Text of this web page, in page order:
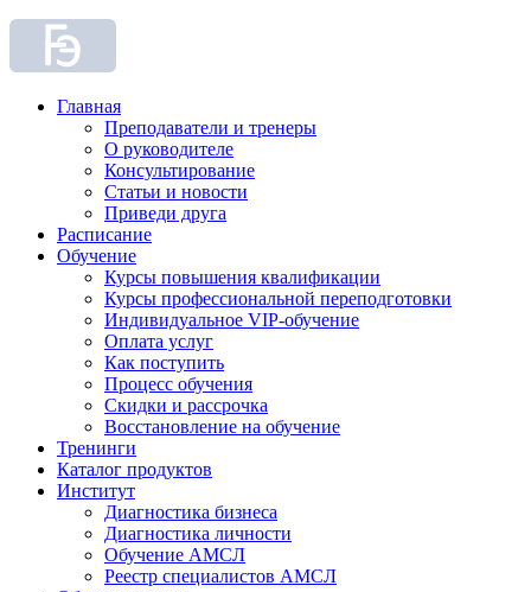
Главная
Преподаватели и тренеры
О руководителе
Консультирование
Статьи и новости
Приведи друга
Расписание
Обучение
Курсы повышения квалификации
Курсы профессиональной переподготовки
Индивидуальное VIP-обучение
Оплата услуг
Как поступить
Процесс обучения
Скидки и рассрочка
Восстановление на обучение
Тренинги
Каталог продуктов
Институт
Диагностика бизнеса
Диагностика личности
Обучение АМСЛ
Реестр специалистов АМСЛ